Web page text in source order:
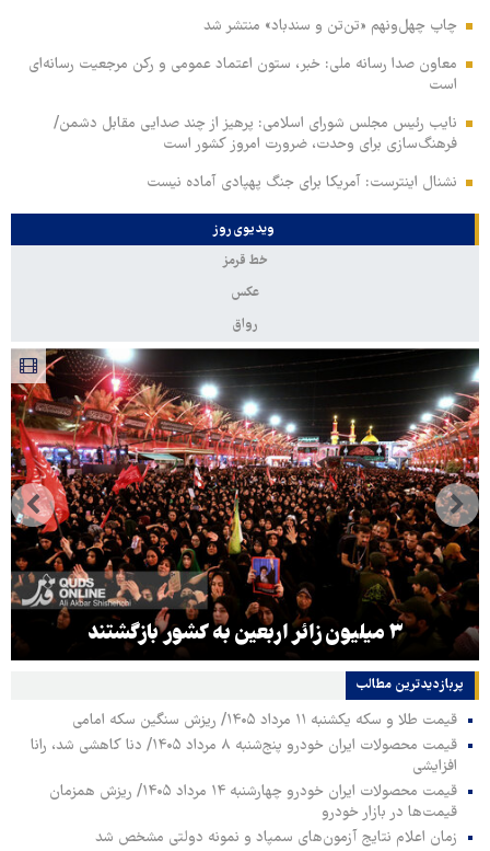
چاپ چهل‌ونهم «تن‌تن و سندباد» منتشر شد
معاون صدا رسانه ملی: خبر، ستون اعتماد عمومی و رکن مرجعیت رسانه‌ای
است
نایب رئیس مجلس شورای اسلامی: پرهیز از چند صدایی مقابل دشمن/
فرهنگ‌سازی برای وحدت، ضرورت امروز کشور است
نشنال اینترست: آمریکا برای جنگ پهپادی آماده نیست
ویدیوی روز
خط قرمز
عکس
رواق
۳ میلیون زائر اربعین به کشور بازگشتند
پربازدیدترین‌ مطالب
قیمت طلا و سکه یکشنبه ۱۱ مرداد ۱۴۰۵/ ریزش سنگین سکه امامی
قیمت محصولات ایران خودرو پنج‌شنبه ۸ مرداد ۱۴۰۵/ دنا کاهشی شد، رانا
افزایشی
قیمت محصولات ایران خودرو چهارشنبه ۱۴ مرداد ۱۴۰۵/ ریزش همزمان
قیمت‌ها در بازار خودرو
زمان اعلام نتایج آزمون‌های سمپاد و نمونه دولتی مشخص شد